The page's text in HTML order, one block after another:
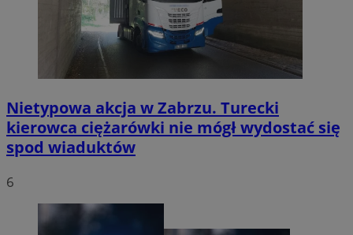
Nietypowa akcja w Zabrzu. Turecki
kierowca ciężarówki nie mógł wydostać się
spod wiaduktów
6